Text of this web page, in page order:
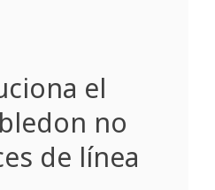
el
no
de línea